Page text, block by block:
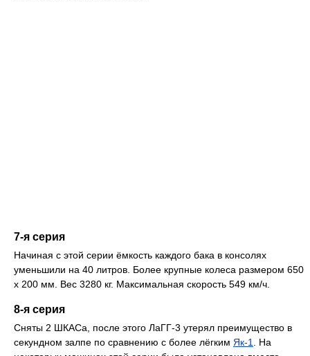
7-я серия
Начиная с этой серии ёмкость каждого бака в консолях
уменьшили на 40 литров. Более крупные колеса размером 650
x 200 мм. Вес 3280 кг. Максимальная скорость 549 км/ч.
8-я серия
Сняты 2 ШКАСа, после этого ЛаГГ-3 утерял преимущество в
секундном залпе по сравнению с более лёгким Як-1
. На